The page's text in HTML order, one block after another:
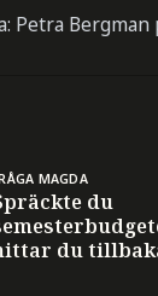
Petra
MAGDA
du
du